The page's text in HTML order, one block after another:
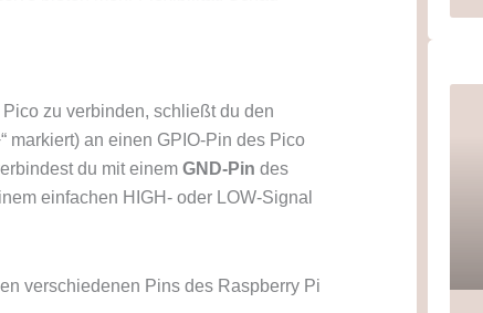
zu verbinden, schließt du den
markiert) an einen GPIO-Pin des Pico
du mit einem GND-Pin des
einfachen HIGH- oder LOW-Signal
verschiedenen Pins des Raspberry Pi